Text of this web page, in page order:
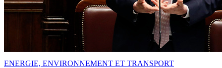
ENERGIE, ENVIRONNEMENT ET TRANSPORT